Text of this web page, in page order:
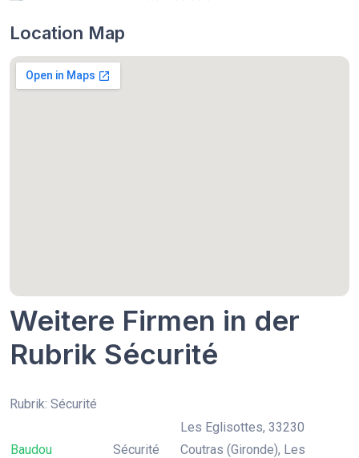
Location Map
Weitere Firmen in der
Rubrik Sécurité
Rubrik: Sécurité
Baudou Sécurité
Les Eglisottes, 33230
Coutras (Gironde), Les